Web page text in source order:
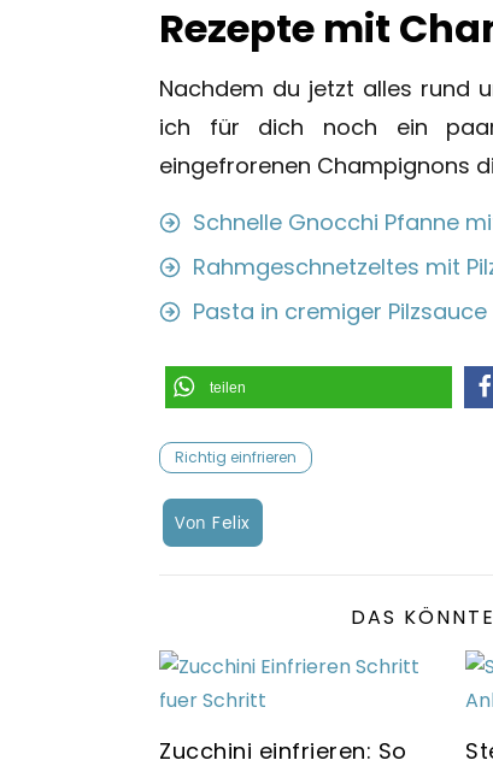
Rezepte mit
Nachdem du jetzt alles rund
ich für dich noch ein
eingefrorenen Champignons
Schnelle Gnocchi Pfanne
Rahmgeschnetzeltes mit
Pasta in cremiger
teilen
Richtig einfrieren
Von Felix
DAS
Zucchini einfrieren: So